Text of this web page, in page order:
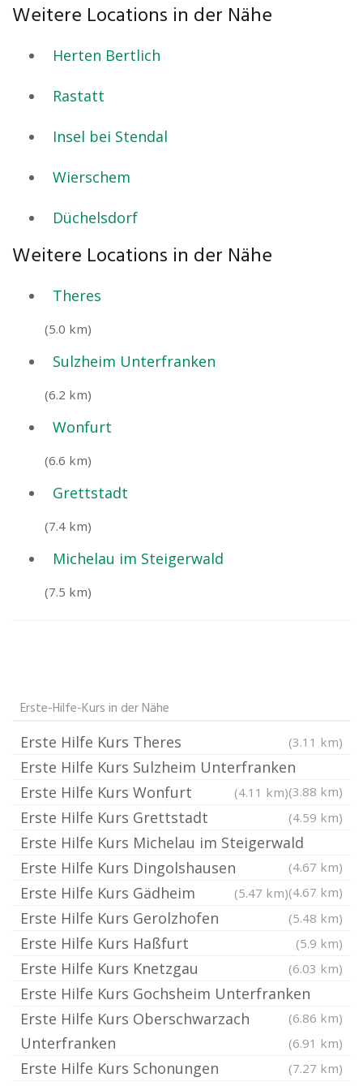
Weitere Locations in der Nähe
Herten Bertlich
Rastatt
Insel bei Stendal
Wierschem
Düchelsdorf
Weitere Locations in der Nähe
Theres
(5.0 km)
Sulzheim Unterfranken
(6.2 km)
Wonfurt
(6.6 km)
Grettstadt
(7.4 km)
Michelau im Steigerwald
(7.5 km)
Erste-Hilfe-Kurs in der Nähe
Erste Hilfe Kurs Theres (3.11 km)
Erste Hilfe Kurs Sulzheim Unterfranken
(3.88 km)
Erste Hilfe Kurs Wonfurt (4.11 km)
Erste Hilfe Kurs Grettstadt (4.59 km)
Erste Hilfe Kurs Michelau im Steigerwald
(4.67 km)
Erste Hilfe Kurs Dingolshausen
(4.67 km)
Erste Hilfe Kurs Gädheim (5.47 km)
Erste Hilfe Kurs Gerolzhofen (5.48 km)
Erste Hilfe Kurs Haßfurt (5.9 km)
Erste Hilfe Kurs Knetzgau (6.03 km)
Erste Hilfe Kurs Gochsheim Unterfranken
(6.86 km)
Erste Hilfe Kurs Oberschwarzach
Unterfranken
(6.91 km)
Erste Hilfe Kurs Schonungen (7.27 km)